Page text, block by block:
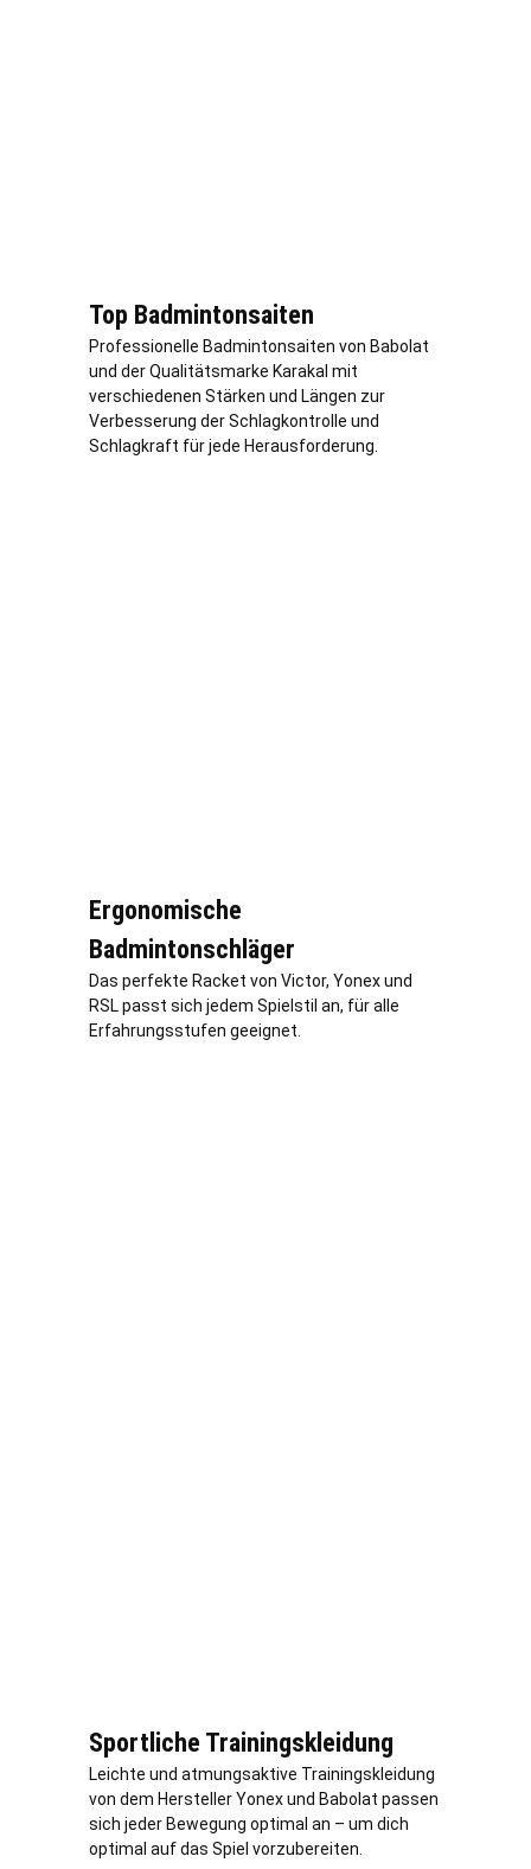
Top Badmintonsaiten
Professionelle Badmintonsaiten von Babolat
und der Qualitätsmarke Karakal mit
verschiedenen Stärken und Längen zur
Verbesserung der Schlagkontrolle und
Schlagkraft für jede Herausforderung.
Ergonomische
Badmintonschläger
Das perfekte Racket von Victor, Yonex und
RSL passt sich jedem Spielstil an, für alle
Erfahrungsstufen geeignet.
Sportliche Trainingskleidung
Leichte und atmungsaktive Trainingskleidung
von dem Hersteller Yonex und Babolat passen
sich jeder Bewegung optimal an – um dich
optimal auf das Spiel vorzubereiten.